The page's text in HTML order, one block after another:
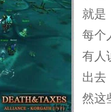
就是
每个
有人
出去
然这